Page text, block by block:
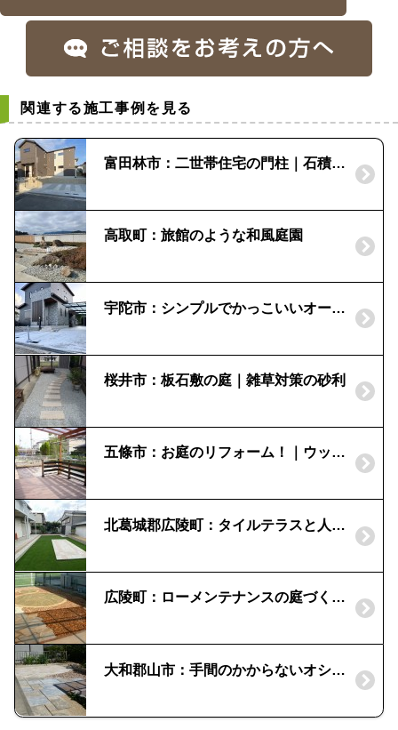
関連する施工事例を見る
富田林市：二世帯住宅の門柱｜石積みを残した外構
高取町：旅館のような和風庭園
宇陀市：シンプルでかっこいいオープン外構｜アルタブロック
桜井市：板石敷の庭｜雑草対策の砂利
五條市：お庭のリフォーム！｜ウッドデッキとテラスルーフを設置
北葛城郡広陵町：タイルテラスと人工芝で憩いの庭に
広陵町：ローメンテナンスの庭づくり｜乱石貼りとレンガチップ敷
大和郡山市：手間のかからないオシャレな庭にリフォーム｜自然石の石貼りと平板敷で